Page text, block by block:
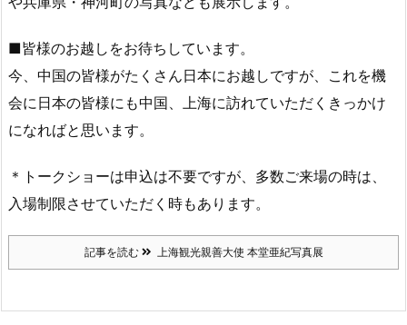
■皆様のお越しをお待ちしています。
今、中国の皆様がたくさん日本にお越しですが、これを機
会に日本の皆様にも中国、上海に訪れていただくきっかけ
になればと思います。
＊トークショーは申込は不要ですが、多数ご来場の時は、
入場制限させていただく時もあります。
記事を読む 上海観光親善大使 本堂亜紀写真展